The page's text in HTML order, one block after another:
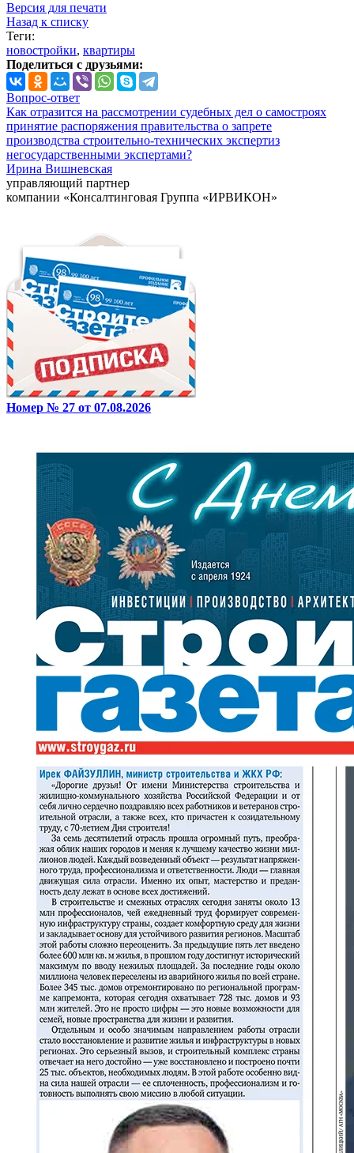
Версия для печати
Назад к списку
Теги:
новостройки, квартиры
Поделиться с друзьями:
Вопрос-ответ
Как отразится на рассмотрении судебных дел о самостроях
принятие распоряжения правительства о запрете
производства строительно-технических экспертиз
негосударственными экспертами?
Ирина Вишневская
управляющий партнер
компании «Консалтинговая Группа «ИРВИКОН»
Номер № 27 от 07.08.2026